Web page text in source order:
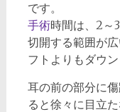
です。
手術時間は、2～
切開する範囲が
フトよりもダウ
耳の前の部分に
ると徐々に目立た